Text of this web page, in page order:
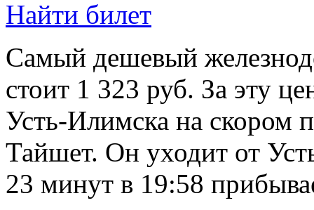
Найти билет
Самый дешевый
стоит 1 323 руб. За эту
Усть-Илимска на скором
Тайшет. Он уходит от
23 минут в 19:58